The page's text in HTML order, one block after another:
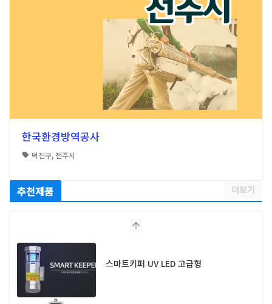
한국환경방역공사
덕진구, 전주시
추천제품 더보기
스마트키퍼 UV LED 고급형